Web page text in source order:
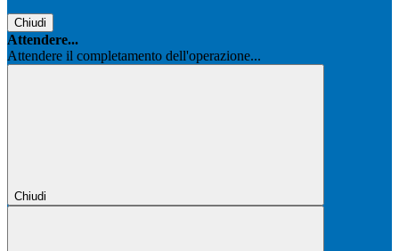
Chiudi
Attendere...
Attendere il completamento dell'operazione...
Chiudi